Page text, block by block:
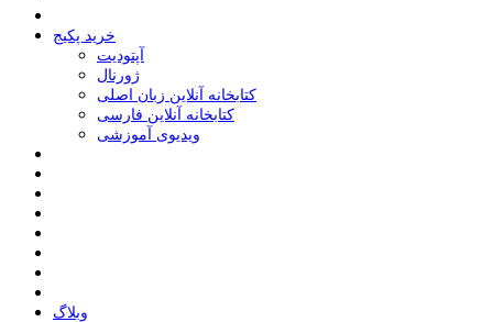
خرید پکیج
ﺁﭘﺘﻮﺩﯾﺖ
ﮊﻭﺭﻧﺎﻝ
کتابخانه آنلاین زبان اصلی
کتابخانه آنلاین فارسی
ویدیوی آموزشی
وبلاگ